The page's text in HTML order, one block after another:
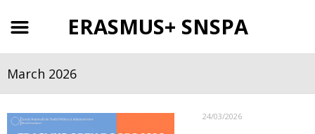
ERASMUS+ SNSPA
March 2026
24/03/2026